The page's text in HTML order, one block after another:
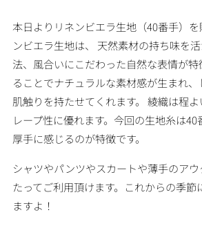
本日よりリネンビエラ生地（40番手）
ンビエラ生地は、 天然素材の持ち味を
法、風合いにこだわった自然な表情が特
ることでナチュラルな素材感が生まれ
肌触りを持たせてくれます。 綾織は程
レープ性に優れます。今回の生地糸は
厚手に感じるのが特徴です。
シャツやパンツやスカートや薄手のア
たってご利用頂けます。これからの季節
ますよ！